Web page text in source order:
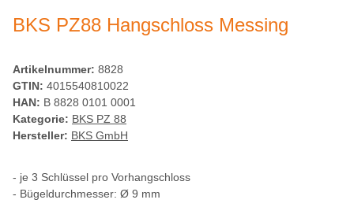
BKS PZ88 Hangschloss Messing
Artikelnummer: 8828
GTIN: 4015540810022
HAN: B 8828 0101 0001
Kategorie: BKS PZ 88
Hersteller: BKS GmbH
- je 3 Schlüssel pro Vorhangschloss
- Bügeldurchmesser: Ø 9 mm